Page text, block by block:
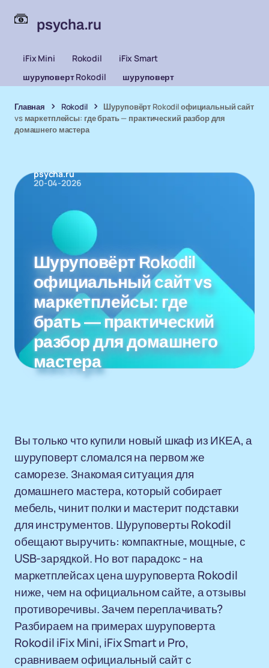
psycha.ru
iFix Mini Rokodil
iFix Smart
шуруповерт Rokodil
шуруповерт
Главная Rokodil
Шуруповёрт Rokodil официальный сайт
vs маркетплейсы: где брать — практический разбор для
домашнего мастера
psycha.ru
20-04-2026
Шуруповёрт Rokodil
официальный сайт vs
маркетплейсы: где
брать — практический
разбор для домашнего
мастера
Вы только что купили новый шкаф из ИКЕА, а
шуруповерт сломался на первом же
саморезе. Знакомая ситуация для
домашнего мастера, который собирает
мебель, чинит полки и мастерит подставки
для инструментов. Шуруповерты Rokodil
обещают выручить: компактные, мощные, с
USB-зарядкой. Но вот парадокс - на
маркетплейсах цена шуруповерта Rokodil
ниже, чем на официальном сайте, а отзывы
противоречивы. Зачем переплачивать?
Разбираем на примерах шуруповерта
Rokodil iFix Mini, iFix Smart и Pro,
сравниваем официальный сайт с